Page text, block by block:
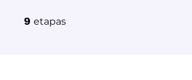
9 etapas